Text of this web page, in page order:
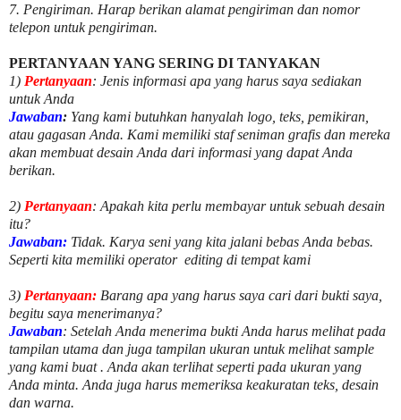
7. Pengiriman. Harap berikan alamat pengiriman dan nomor
telepon untuk pengiriman.
PERTANYAAN YANG SERING DI TANYAKAN
1) Pertanyaan: Jenis informasi apa yang harus saya sediakan
untuk Anda
Jawaban: Yang kami butuhkan hanyalah logo, teks, pemikiran,
atau gagasan Anda. Kami memiliki staf seniman grafis dan mereka
akan membuat desain Anda dari informasi yang dapat Anda
berikan.
2) Pertanyaan: Apakah kita perlu membayar untuksebuah desain
itu?
Jawaban: Tidak. Karya seni yang kita jalani bebas Anda bebas.
Seperti kita memiliki operator editing di tempat kami
3) Pertanyaan: Barang apa yang harus saya cari dari bukti saya,
begitu saya menerimanya?
Jawaban: Setelah Anda menerima bukti Anda harus melihat pada
tampilan utama dan juga tampilan ukuran untuk melihatsample
yang kami buat . Anda akan terlihat seperti pada ukuran yang
Anda minta. Anda juga harus memeriksa keakuratan teks, desain
dan warna.